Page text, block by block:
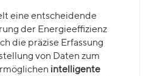
eine entscheidende
der Energieeffizienz
die präzise Erfassung
von Daten zum
intelligente